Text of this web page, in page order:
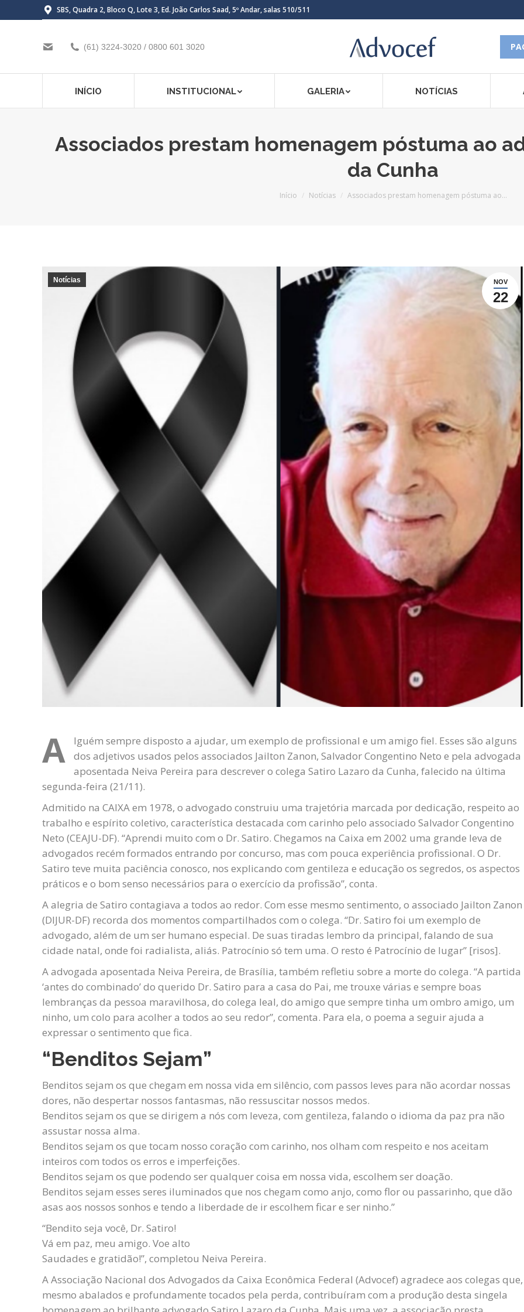
SBS, Quadra 2, Bloco Q, Lote 3, Ed. João Carlos Saad, 5º Andar, salas 510/511
(61) 3224-3020 / 0800 601 3020
INÍCIO INSTITUCIONAL GALERIA NOTÍCIAS
Associados prestam homenagem póstuma ao
da Cunha
Você está aqui:
Início Notícias Associados prestam homenagem póstuma ao…
NOV
22
Notícias
A
lguém sempre disposto a ajudar, um exemplo de profissional e um amigo fiel. Esses são alguns
dos adjetivos usados pelos associados Jailton Zanon, Salvador Congentino Neto e pela advogada
aposentada Neiva Pereira para descrever o colega Satiro Lazaro da Cunha, falecido na última
segunda-feira (21/11).
Admitido na CAIXA em 1978, o advogado construiu uma trajetória marcada por dedicação, respeito ao
trabalho e espírito coletivo, característica destacada com carinho pelo associado Salvador Congentino
Neto (CEAJU-DF). “Aprendi muito com o Dr. Satiro. Chegamos na Caixa em 2002 uma grande leva de
advogados recém formados entrando por concurso, mas com pouca experiência profissional. O Dr.
Satiro teve muita paciência conosco, nos explicando com gentileza e educação os segredos, os aspectos
práticos e o bom senso necessários para o exercício da profissão”, conta.
A alegria de Satiro contagiava a todos ao redor. Com esse mesmo sentimento, o associado Jailton Zanon
(DIJUR-DF) recorda dos momentos compartilhados com o colega. “Dr. Satiro foi um exemplo de
advogado, além de um ser humano especial. De suas tiradas lembro da principal, falando de sua
cidade natal, onde foi radialista, aliás. Patrocínio só tem uma. O resto é Patrocínio de lugar” [risos].
A advogada aposentada Neiva Pereira, de Brasília, também refletiu sobre a morte do colega. “A partida
‘antes do combinado’ do querido Dr. Satiro para a casa do Pai, me trouxe várias e sempre boas
lembranças da pessoa maravilhosa, do colega leal, do amigo que sempre tinha um ombro amigo, um
ninho, um colo para acolher a todos ao seu redor”, comenta. Para ela, o poema a seguir ajuda a
expressar o sentimento que fica.
“Benditos Sejam”
Benditos sejam os que chegam em nossa vida em silêncio, com passos leves para não acordar nossas
dores, não despertar nossos fantasmas, não ressuscitar nossos medos.
Benditos sejam os que se dirigem a nós com leveza, com gentileza, falando o idioma da paz pra não
assustar nossa alma.
Benditos sejam os que tocam nosso coração com carinho, nos olham com respeito e nos aceitam
inteiros com todos os erros e imperfeições.
Benditos sejam os que podendo ser qualquer coisa em nossa vida, escolhem ser doação.
Benditos sejam esses seres iluminados que nos chegam como anjo, como flor ou passarinho, que dão
asas aos nossos sonhos e tendo a liberdade de ir escolhem ficar e ser ninho.”
“Bendito seja você, Dr. Satiro!
Vá em paz, meu amigo. Voe alto
Saudades e gratidão!”, completou Neiva Pereira.
A Associação Nacional dos Advogados da Caixa Econômica Federal (Advocef) agradece aos colegas que,
mesmo abalados e profundamente tocados pela perda, contribuíram com a produção desta singela